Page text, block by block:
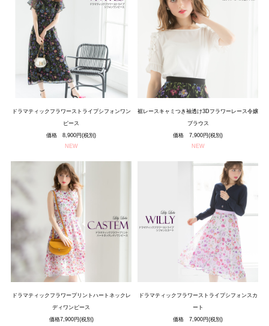
ドラマティックフラワーストライプシフォンワン
ピース
価格 8,900円(税別)
NEW
裾レースキャミつき袖透け3Dフラワーレース令嬢
ブラウス
価格 7,900円(税別)
NEW
ドラマティックフラワープリントハートネックレ
ディワンピース
価格7,900円(税別)
ドラマティックフラワーストライプシフォンスカ
ート
価格 7,900円(税別)